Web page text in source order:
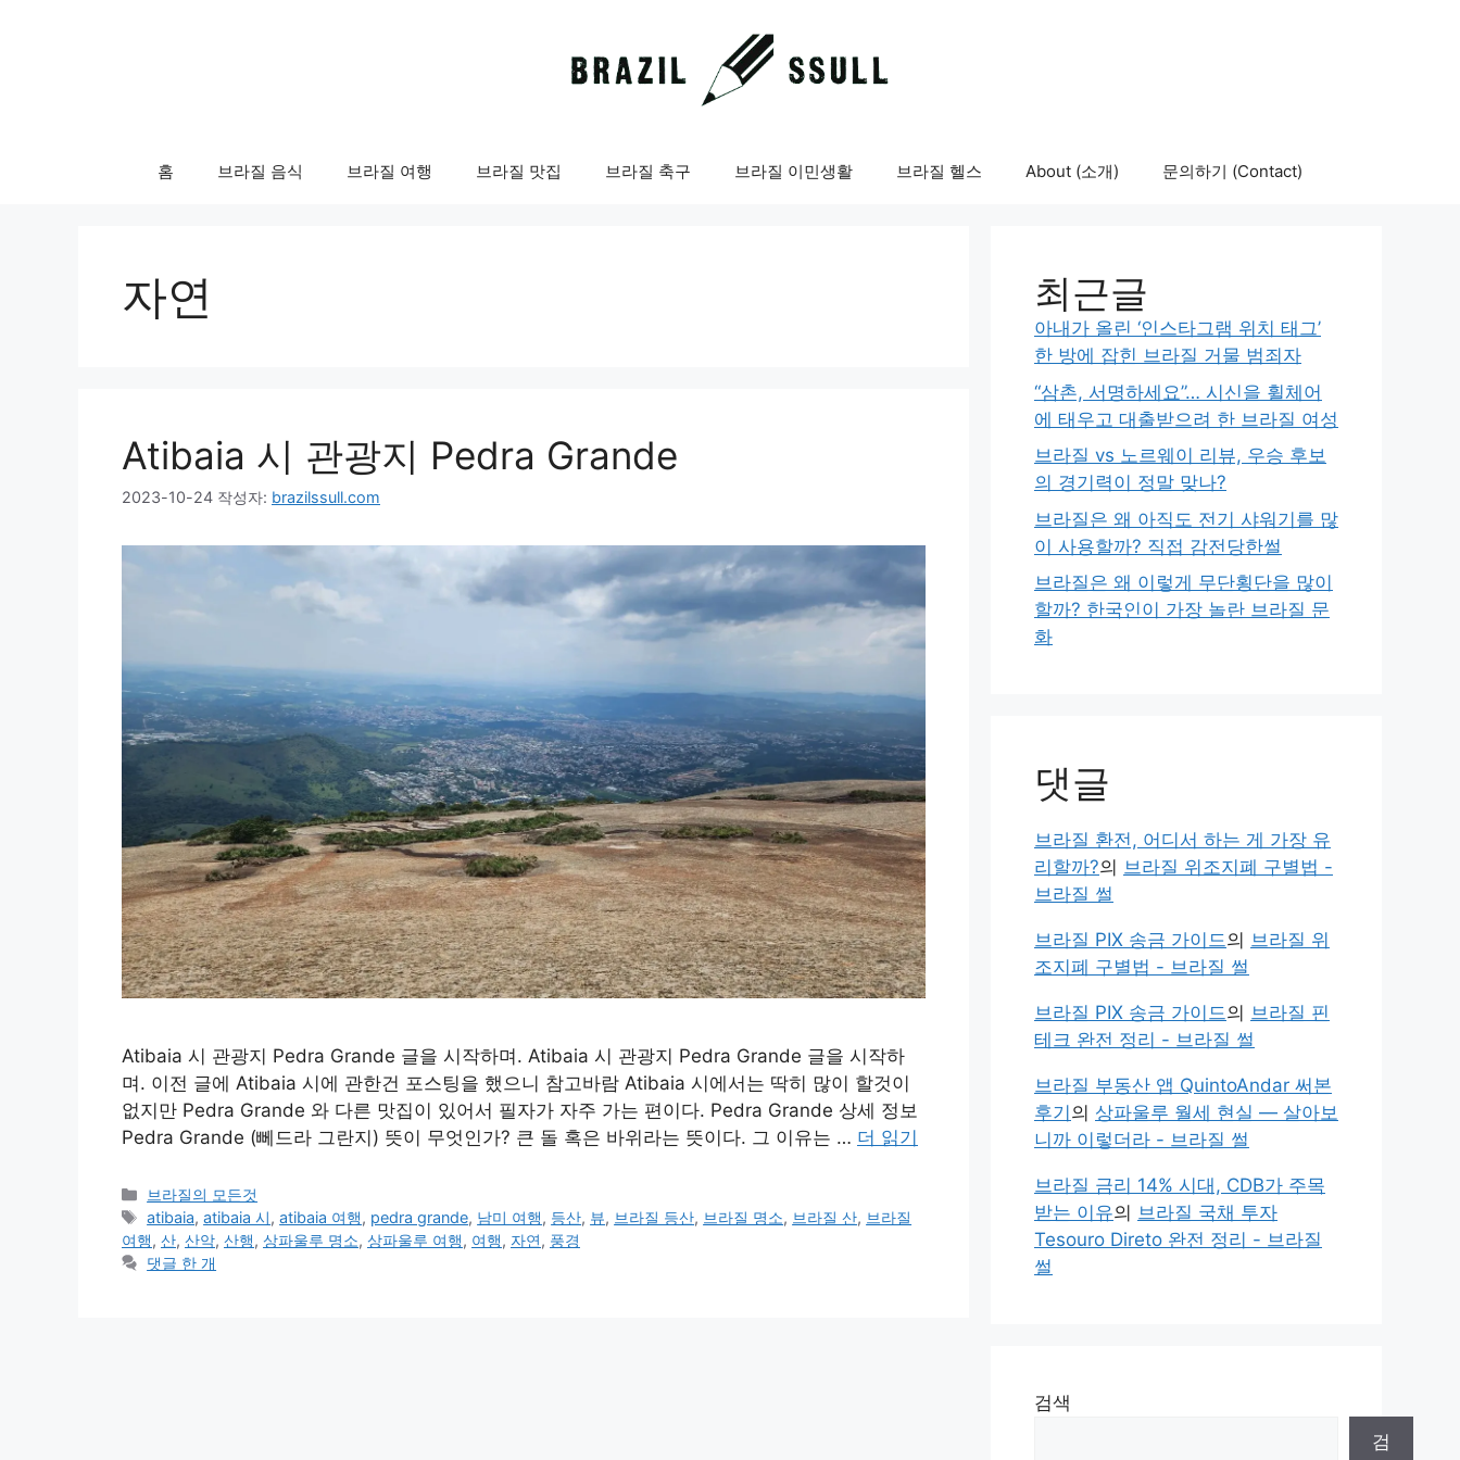
홈 브라질 음식 브라질 여행 브라질 맛집 브라질 축구 브라질 이민생활 브라질 헬스 About (소개) 문의하기 (Contact)
자연
Atibaia 시 관광지 Pedra Grande
2023-10-24 작성자: brazilssull.com
Atibaia 시 관광지 Pedra Grande 글을 시작하며. Atibaia 시 관광지 Pedra Grande 글을 시작하
며. 이전 글에 Atibaia 시에 관한건 포스팅을 했으니 참고바람 Atibaia 시에서는 딱히 많이 할것이
없지만 Pedra Grande 와 다른 맛집이 있어서 필자가 자주 가는 편이다. Pedra Grande 상세 정보
Pedra Grande (뻬드라 그란지) 뜻이 무엇인가? 큰 돌 혹은 바위라는 뜻이다. 그 이유는 … 더 읽기
카
테
고
리
브라질의 모든것
태
그
atibaia,atibaia 시,atibaia 여행, pedra grande, 남미 여행, 등산, 뷰, 브라질 등산, 브라질 명소, 브라질 산, 브라질
여행, 산, 산악, 산행, 상파울루 명소, 상파울루 여행, 여행, 자연, 풍경
댓글 한 개
최근글
아내가 올린 ‘인스타그램 위치 태그’
한 방에 잡힌 브라질 거물 범죄자
“삼촌, 서명하세요”… 시신을 휠체어
에 태우고 대출받으려 한 브라질 여성
브라질 vs 노르웨이 리뷰, 우승 후보
의 경기력이 정말 맞나?
브라질은 왜 아직도 전기 샤워기를 많
이 사용할까? 직접 감전당한썰
브라질은 왜 이렇게 무단횡단을 많이
할까? 한국인이 가장 놀란 브라질 문
화
댓글
브라질 환전, 어디서 하는 게 가장 유
리할까?의 브라질 위조지폐 구별법 -
브라질 썰
브라질 PIX 송금 가이드의 브라질 위
조지폐 구별법 - 브라질 썰
브라질 PIX 송금 가이드의 브라질 핀
테크 완전 정리 - 브라질 썰
브라질 부동산 앱 QuintoAndar 써본
후기 의 상파울루 월세 현실 — 살아보
니까 이렇더라 - 브라질 썰
브라질 금리 14% 시대, CDB가 주목
받는 이유의 브라질 국채 투자
Tesouro Direto 완전 정리 - 브라질
썰
검색
검